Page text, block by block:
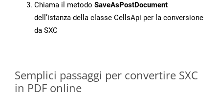
Chiama il metodo SaveAsPostDocument
dell’istanza della classe CellsApi per la conversione
da SXC
Semplici passaggi per convertire SXC
in PDF online